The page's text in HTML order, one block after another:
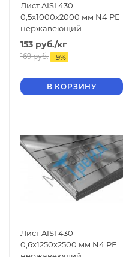
Лист AISI 430
0,5x1000x2000 мм N4 РЕ
нержавеющий
шлифованный
153 руб./кг
169руб. -9%
В КОРЗИНУ
Лист AISI 430
0,6x1250x2500 мм N4 РЕ